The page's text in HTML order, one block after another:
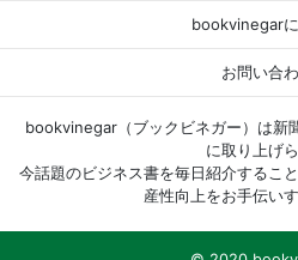
bookvinegar
お問い合
bookvinegar（ブックビネガー）は新
に取り上げ
今話題のビジネス書を毎日紹介するこ
産性向上をお手伝い